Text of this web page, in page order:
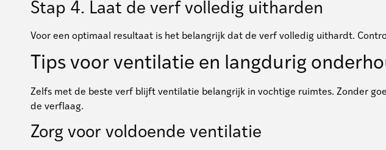
Stap 4. Laat de verf volledig uitharden
Voor een optimaal resultaat is het belangrijk dat de verf volledig uithardt.
Tips voor ventilatie en langdurig
Zelfs met de beste verf blijft ventilatie belangrijk in vochtige ruimtes. Zonder
de verflaag.
Zorg voor voldoende ventilatie